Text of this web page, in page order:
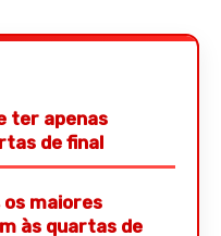
ter apenas
de final
os maiores
às quartas de